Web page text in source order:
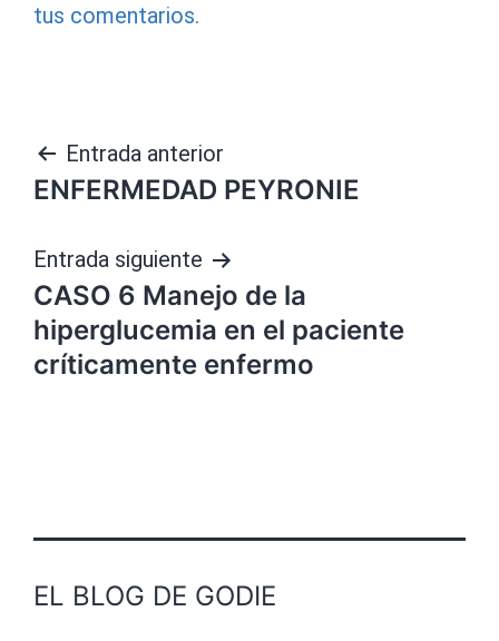
tus comentarios.
Navegación
de
entradas
Entrada anterior
ENFERMEDAD PEYRONIE
Entrada siguiente
CASO 6 Manejo de la
hiperglucemia en el paciente
críticamente enfermo
EL BLOG DE GODIE